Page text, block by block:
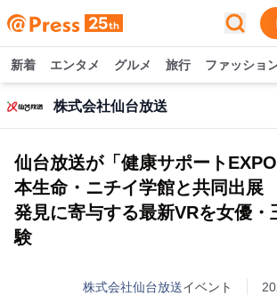
新着 エンタメ グルメ 旅行 ファッショ
株式会社仙台放送
仙台放送が「健康サポート
本生命・ニチイ学館と共同出
発見に寄与する最新VRを女優・
験
株式会社仙台放送イベント